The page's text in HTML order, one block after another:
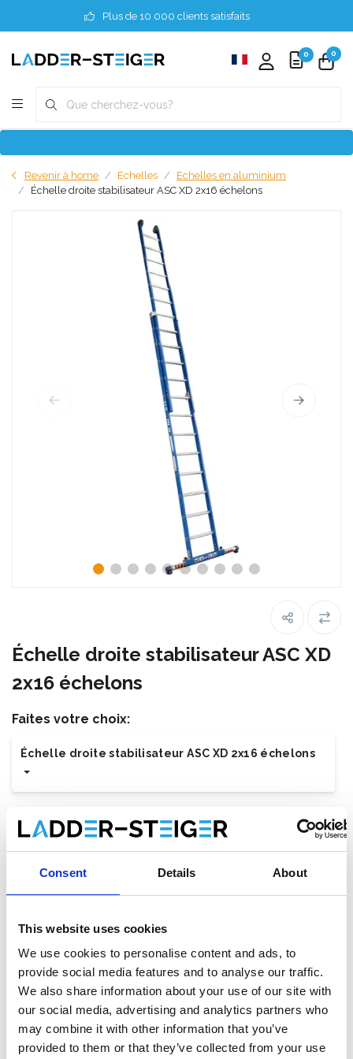
Consent Details About
This website uses cookies
We use cookies to personalise content and ads, to
provide social media features and to analyse our traffic.
We also share information about your use of our site with
our social media, advertising and analytics partners who
may combine it with other information that you’ve
provided to them or that they’ve collected from your use
Plus de 10 000 clients satisfaits
0 0
Revenir à home Echelles
Echelles en aluminium
Échelle droite stabilisateur ASC XD 2x16 échelons
Échelle droite stabilisateur ASC XD
2x16 échelons
Faites votre choix:
Échelle droite stabilisateur ASC XD 2x16 échelons
€611,05
€685,80 TTC
Etten-Leur ou Maaseik (contactez le service clientèle)
Ajouter au panier
Ajouter au devis
Enregistrer comme favori